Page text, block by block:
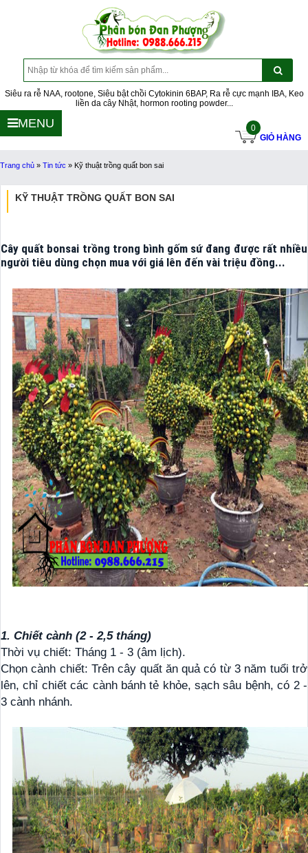
Siêu ra rễ NAA, rootone, Siêu bật chồi Cytokinin 6BAP, Ra rễ cực mạnh IBA, Keo
liền da cây Nhật, hormon rooting powder...
0
GIỎ HÀNG
MENU
Trang chủ » Tin tức » Kỹ thuật trồng quất bon sai
KỸ THUẬT TRỒNG QUẤT BON SAI
Cây quất bonsai trồng trong bình gốm sứ đang được rất nhiều
người tiêu dùng chọn mua với giá lên đến vài triệu đồng...
1. Chiết cành (2 - 2,5 tháng)
Thời vụ chiết: Tháng 1 - 3 (âm lịch).
Chọn cành chiết: Trên cây quất ăn quả có từ 3 năm tuổi trở
lên, chỉ chiết các cành bánh tẻ khỏe, sạch sâu bệnh, có 2 -
3 cành nhánh.